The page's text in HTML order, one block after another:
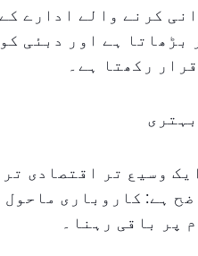
کرنے والے ادارے
بڑھاتا ہے اور دبئی
رکھتا ہے۔
وسیع تر اقتصادی
ہے: کاروباری
پر باقی رہنا۔